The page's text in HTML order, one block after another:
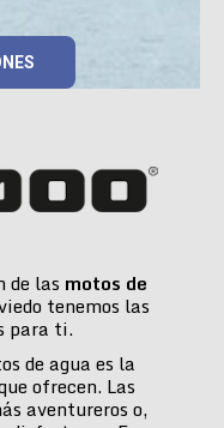
de las motos de
tenemos las
para ti.
de agua es la
ofrecen. Las
aventureros o,